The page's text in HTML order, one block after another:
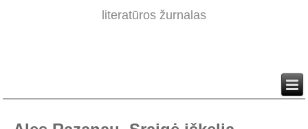
literatūros žurnalas